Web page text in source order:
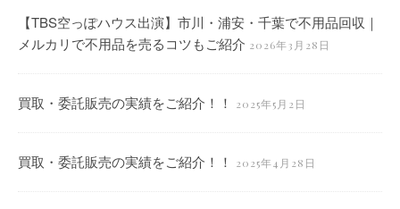
【TBS空っぽハウス出演】市川・浦安・千葉で不用品回収｜
メルカリで不用品を売るコツもご紹介 2026年3月28日
買取・委託販売の実績をご紹介！！ 2025年5月2日
買取・委託販売の実績をご紹介！！ 2025年4月28日